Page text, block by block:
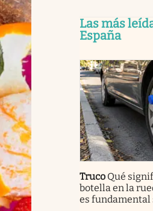
Las más
España
Truco Qué
botella en la
es fundamental